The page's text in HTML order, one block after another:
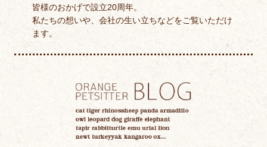
皆様のおかげで設立20周年。
私たちの想いや、会社の生い立ちなどをご覧いただけ
ます。